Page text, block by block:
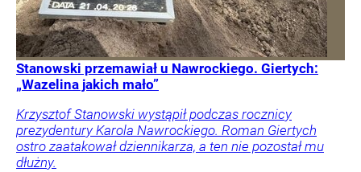
Stanowski przemawiał u Nawrockiego. Giertych:
„Wazelina jakich mało”
Krzysztof Stanowski wystąpił podczas rocznicy
prezydentury Karola Nawrockiego. Roman Giertych
ostro zaatakował dziennikarza, a ten nie pozostał mu
dłużny.